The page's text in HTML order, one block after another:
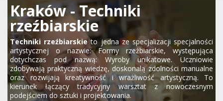
Kraków - Techniki
rzeźbiarskie
Techniki rzeźbiarskieto jedna ze specjalizacji specjalności
artystycznej o nazwie: Formy rzeźbiarskie, występująca
dotychczas pod nazwą: Wyroby unikatowe. Uczniowie
zdobywają praktyczną wiedzę, doskonalą zdolności manualne
oraz rozwijają kreatywność i wrażliwość artystyczną. To
kierunek łączący tradycyjny warsztat z nowoczesnym
podejściem do sztuki i projektowania.